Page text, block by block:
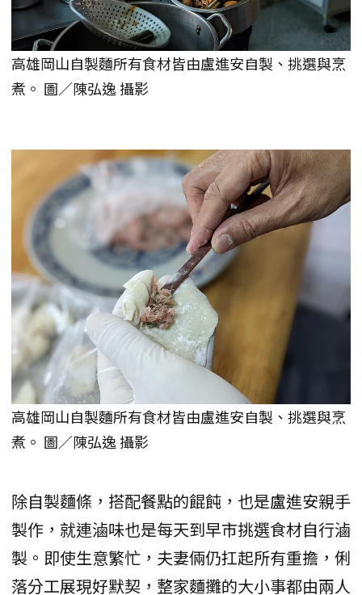
高雄岡山自製麵所有食材皆由盧進安自製、挑選與烹
煮。 圖／陳弘逸 攝影
高雄岡山自製麵所有食材皆由盧進安自製、挑選與烹
煮。 圖／陳弘逸 攝影
除自製麵條，搭配餐點的餛飩，也是盧進安親手
製作，就連滷味也是每天到早市挑選食材自行滷
製。即使生意繁忙，夫妻倆仍扛起所有重擔，俐
落分工展現好默契，整家麵攤的大小事都由兩人